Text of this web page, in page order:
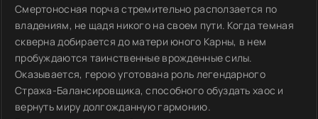
Смертоносная порча стремительно расползается по
владениям, не щадя никого на своем пути. Когда темная
скверна добирается до матери юного Карны, в нем
пробуждаются таинственные врожденные силы.
Оказывается, герою уготована роль легендарного
Стража-Балансировщика, способного обуздать хаос и
вернуть миру долгожданную гармонию.